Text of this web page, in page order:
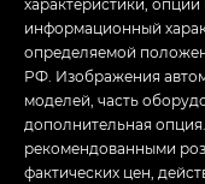
информационный
определяемой
РФ. Изображения
моделей, часть
дополнительная
рекомендованными
фактических цен,